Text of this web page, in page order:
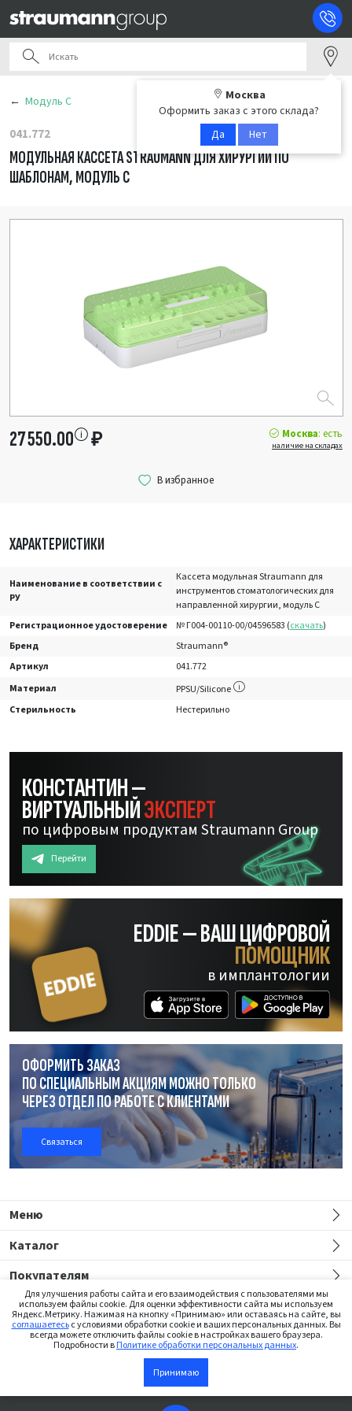
Москва
Оформить заказ с этого склада?
Да
Нет
Модуль С
041.772
МОДУЛЬНАЯ КАССЕТА STRAUMANN ДЛЯ ХИРУРГИИ ПО
ШАБЛОНАМ, МОДУЛЬ С
ХАРАКТЕРИСТИКИ
Наименование в соответствии с
РУ
Кассета модульная Straumann для
инструментов стоматологических для
направленной хирургии, модуль C
Регистрационное удостоверение
№ Г004-00110-00/04596583 (скачать)
Бренд
Straumann®
Артикул
041.772
Материал
PPSU/Silicone
Стерильность
Нестерильно
27 550.00 ₽ Москва: есть
наличие на складах
В корзину
КОНСТАНТИН —
ВИРТУАЛЬНЫЙЭКСПЕРТ
по цифровым продуктам Straumann Group
Перейти
EDDIE — ВАШ ЦИФРОВОЙ
ПОМОЩНИК
в имплантологии
ОФОРМИТЬ ЗАКАЗ
ПО СПЕЦИАЛЬНЫМ АКЦИЯМ МОЖНО ТОЛЬКО
ЧЕРЕЗ ОТДЕЛПО РАБОТЕС КЛИЕНТАМИ
Связаться
Меню
Каталог
Покупателям
Сайт предназначен только для медицинских работников
©2026 Institut Straumann AG
Для улучшения работы сайта и его взаимодействия с пользователями мы
используем файлы cookie. Для оценки эффективности сайта мы используем
Яндекс.Метрику. Нажимая на кнопку «Принимаю» или оставаясь на сайте, вы
соглашаетесьс условиями обработки cookie и ваших персональных данных. Вы
всегда можете отключить файлы cookie в настройках вашего браузера.
Подробности вПолитике обработки персональных данных.
Принимаю